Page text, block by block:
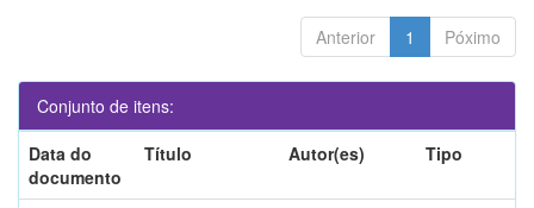
Anterior 1 Póximo
Conjunto de itens:
Data do
documento
Título Autor(es) Tipo